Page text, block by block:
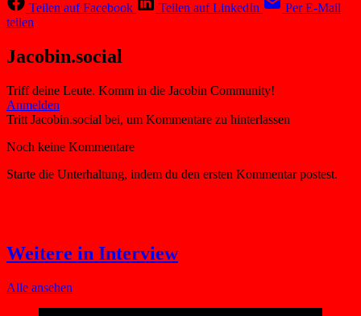
Teilen auf Facebook
Teilen auf LinkedIn
Per E-Mail
teilen
Jacobin.social
Triff deine Leute. Komm in die Jacobin Community!
Weitere in Interview
Alle ansehen